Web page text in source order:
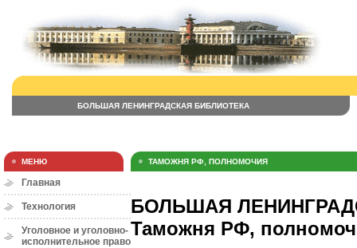
БОЛЬШАЯ ЛЕНИНГРАДСКАЯ БИБЛИОТЕКА
МЕНЮ
Главная
Технология
Уголовное и уголовно-
исполнительное право
ТАМОЖНЯ РФ, ПОЛНОМОЧИЯ
БОЛЬШАЯ
Таможня РФ,